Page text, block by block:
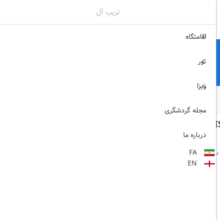
02171117717
نقشه)
تریپ آل
اقامتگاه
تور
ویزا
مجله گردشگری
درباره ما
FA
EN